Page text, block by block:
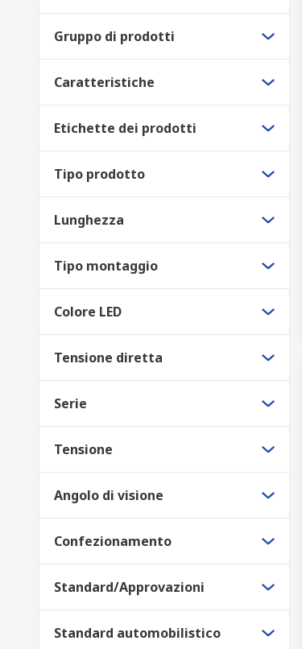
Gruppo di prodotti
Caratteristiche
Etichette dei prodotti
Tipo prodotto
Lunghezza
Tipo montaggio
Colore LED
Tensione diretta
Serie
Tensione
Angolo di visione
Confezionamento
Standard/Approvazioni
Standard automobilistico